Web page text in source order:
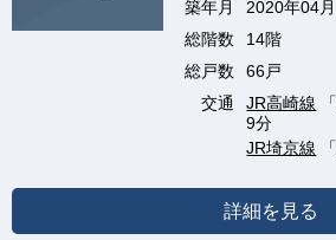
築年月
2020年04月
総階数
14階
総戸数
66戸
交通
JR高崎線 「
9分
JR埼京線 「
詳細を見る